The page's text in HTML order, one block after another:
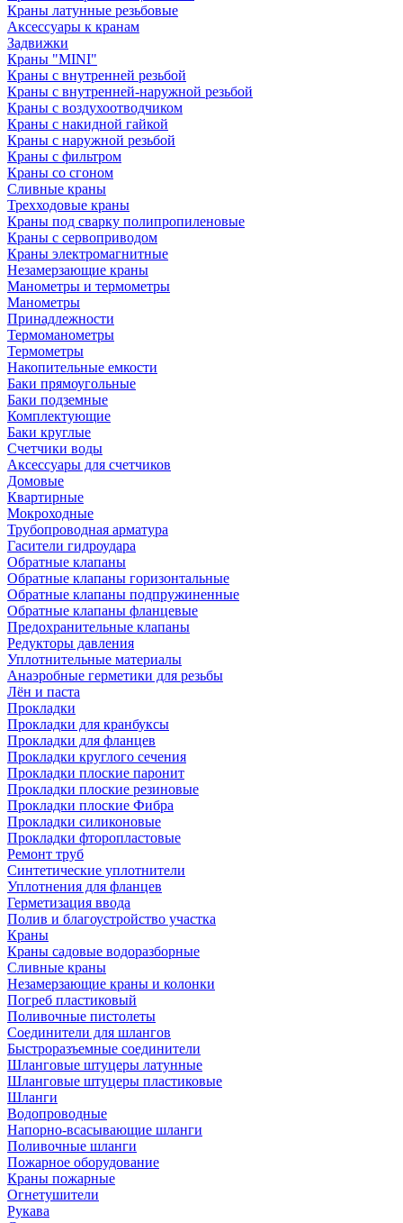
Краны латунные резьбовые
Аксессуары к кранам
Задвижки
Краны "MINI"
Краны с внутренней резьбой
Краны с внутренней-наружной резьбой
Краны с воздухоотводчиком
Краны с накидной гайкой
Краны с наружной резьбой
Краны с фильтром
Краны со сгоном
Сливные краны
Трехходовые краны
Краны под сварку полипропиленовые
Краны с сервоприводом
Краны электромагнитные
Незамерзающие краны
Манометры и термометры
Манометры
Принадлежности
Термоманометры
Термометры
Накопительные емкости
Баки прямоугольные
Баки подземные
Комплектующие
Баки круглые
Счетчики воды
Аксессуары для счетчиков
Домовые
Квартирные
Мокроходные
Трубопроводная арматура
Гасители гидроудара
Обратные клапаны
Обратные клапаны горизонтальные
Обратные клапаны подпружиненные
Обратные клапаны фланцевые
Предохранительные клапаны
Редукторы давления
Уплотнительные материалы
Анаэробные герметики для резьбы
Лён и паста
Прокладки
Прокладки для кранбуксы
Прокладки для фланцев
Прокладки круглого сечения
Прокладки плоские паронит
Прокладки плоские резиновые
Прокладки плоские Фибра
Прокладки силиконовые
Прокладки фторопластовые
Ремонт труб
Синтетические уплотнители
Уплотнения для фланцев
Герметизация ввода
Полив и благоустройство участка
Краны
Краны садовые водоразборные
Сливные краны
Незамерзающие краны и колонки
Погреб пластиковый
Поливочные пистолеты
Соединители для шлангов
Быстроразъемные соединители
Шланговые штуцеры латунные
Шланговые штуцеры пластиковые
Шланги
Водопроводные
Напорно-всасывающие шланги
Поливочные шланги
Пожарное оборудование
Краны пожарные
Огнетушители
Рукава